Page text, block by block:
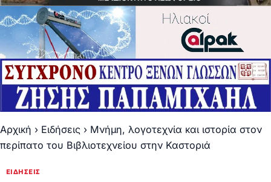
Αρχική › Ειδήσεις › Μνήμη, λογοτεχνία και ιστορία στον
περίπατο του Βιβλιοτεχνείου στην Καστοριά
ΕΙΔΉΣΕΙΣ